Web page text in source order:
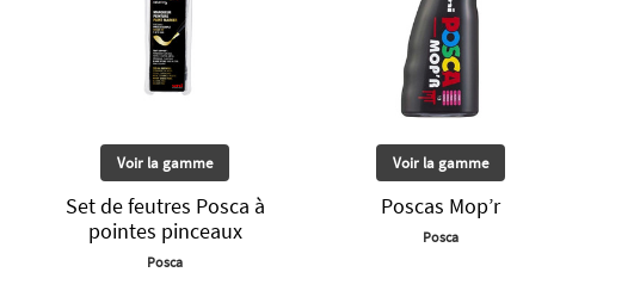
Voir la gamme
Set de feutres Posca à
pointes pinceaux
Posca
Voir la gamme
Poscas Mop’r
Posca